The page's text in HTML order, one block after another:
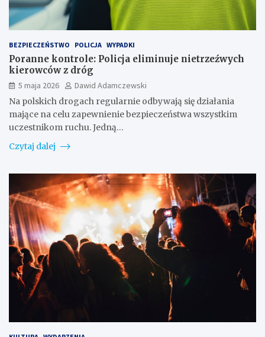
BEZPIECZEŃSTWO POLICJA WYPADKI
Poranne kontrole: Policja eliminuje nietrzeźwych
kierowców z dróg
5 maja 2026
Dawid Adamczewski
Na polskich drogach regularnie odbywają się działania
mające na celu zapewnienie bezpieczeństwa wszystkim
uczestnikom ruchu. Jedną…
Czytaj dalej